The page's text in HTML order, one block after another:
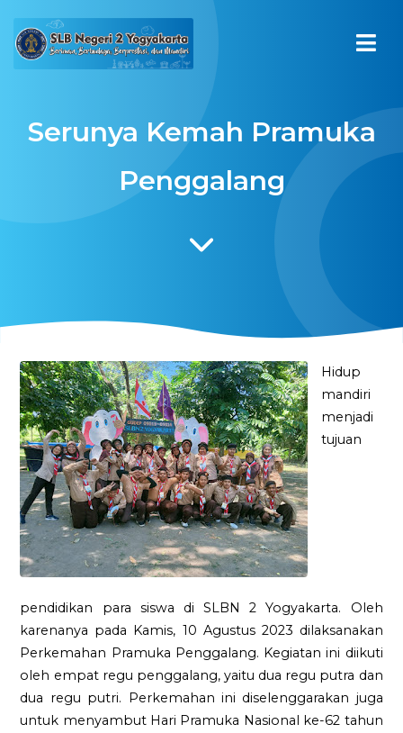
Serunya Kemah Pramuka
Penggalang
Hidup
mandiri
menjadi
tujuan
pendidikan para siswa di SLBN 2 Yogyakarta. Oleh
karenanya pada Kamis, 10 Agustus 2023 dilaksanakan
Perkemahan Pramuka Penggalang. Kegiatan ini diikuti
oleh empat regu penggalang, yaitu dua regu putra dan
dua regu putri. Perkemahan ini diselenggarakan juga
untuk menyambut Hari Pramuka Nasional ke-62 tahun